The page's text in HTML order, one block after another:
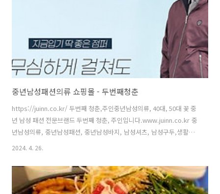
중년남성패션의류 쇼핑몰 - 두번째청춘
https://juinn.co.kr/ 두번째 청춘,주인중년남성의류, 40대, 50대 꽃 중
년 남성 패션 전문브랜드 두번째 청춘, 주인입니다.www.juinn.co.kr 중
년남성의류, 중년남성패션, 중년남성바지, 남성셔츠, 남성구두,생활한
복 등
2024. 4. 26.